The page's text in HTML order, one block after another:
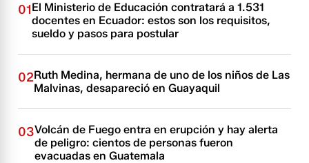
01El Ministerio de Educación contratará a 1.531
docentes en Ecuador: estos son los requisitos,
sueldo y pasos para postular
02Ruth Medina, hermana de uno de los niños de Las
Malvinas, desapareció en Guayaquil
03Volcán de Fuego entra en erupción y hay alerta
de peligro: cientos de personas fueron
evacuadas en Guatemala